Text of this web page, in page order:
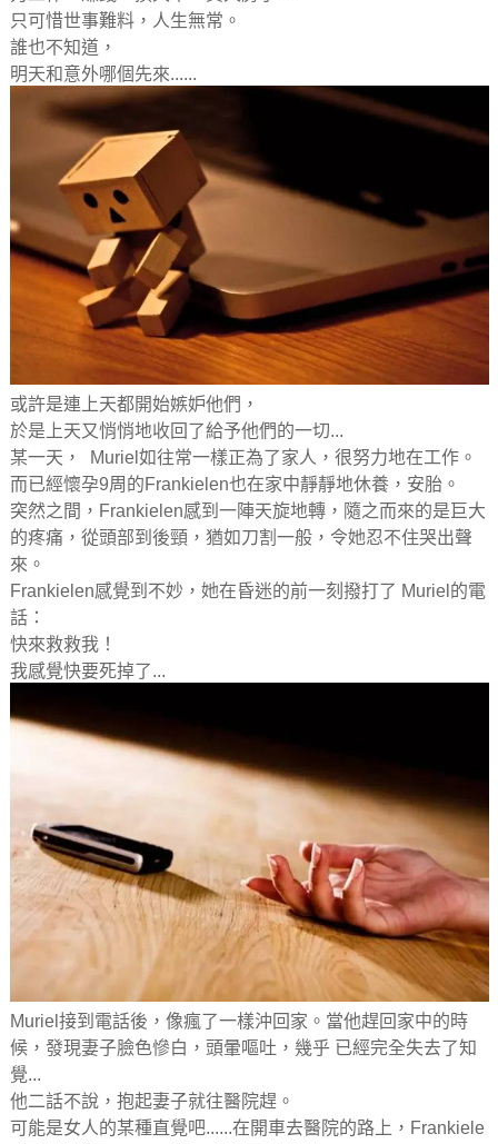
只可惜世事難料，人生無常。
誰也不知道，
明天和意外哪個先來......
或許是連上天都開始嫉妒他們，
於是上天又悄悄地收回了給予他們的一切...
某一天， Muriel如往常一樣正為了家人，很努力地在工作。
而已經懷孕9周的Frankielen也在家中靜靜地休養，安胎。
突然之間，Frankielen感到一陣天旋地轉，隨之而來的是巨大
的疼痛，從頭部到後頸，猶如刀割一般，令她忍不住哭出聲
來。
Frankielen感覺到不妙，她在昏迷的前一刻撥打了 Muriel的電
話：
快來救救我！
我感覺快要死掉了...
Muriel接到電話後，像瘋了一樣沖回家。當他趕回家中的時
候，發現妻子臉色慘白，頭暈嘔吐，幾乎 已經完全失去了知
覺...
他二話不說，抱起妻子就往醫院趕。
可能是女人的某種直覺吧......在開車去醫院的路上，Frankiele